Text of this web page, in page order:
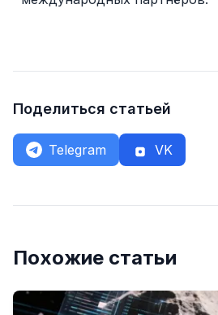
Поделиться статьей
Telegram VK
Похожие статьи